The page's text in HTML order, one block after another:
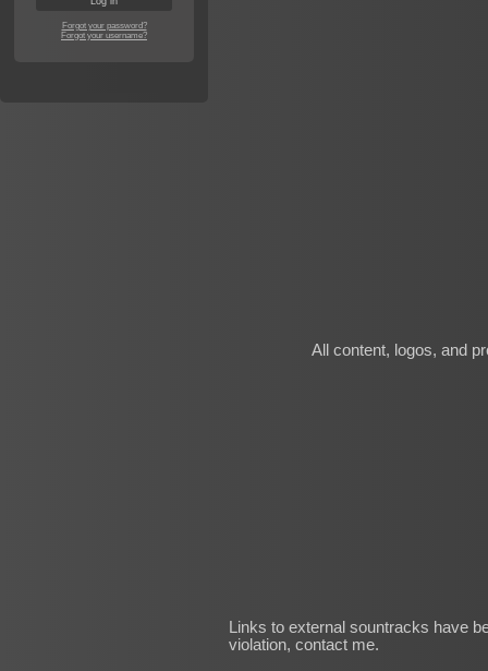
Forgot your password?
Forgot your username?
All content, logos, and
Links to external sountracks have
violation, contact me.